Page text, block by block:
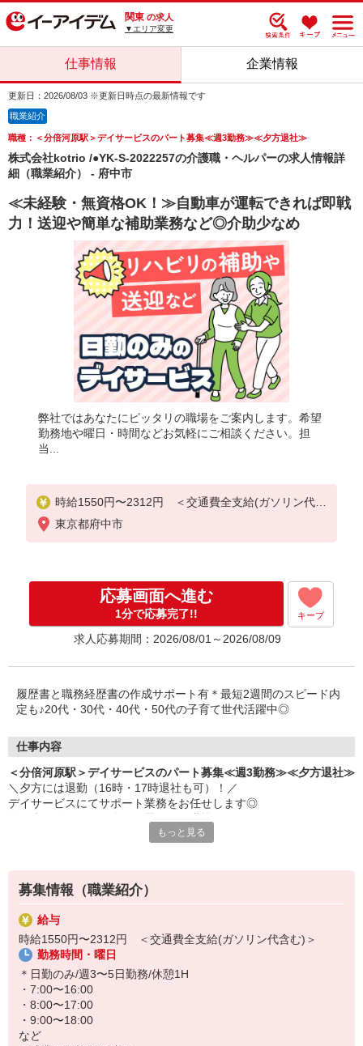
関東 の求人
▼エリア変更
仕事情報 企業情報
更新日：2026/08/03 ※更新日時点の最新情報です
職業紹介
職種：＜分倍河原駅＞デイサービスのパート募集≪週3勤務≫≪夕方退社≫
株式会社kotrio /●YK-S-2022257の介護職・ヘルパーの求人情報詳
細（職業紹介） - 府中市
≪未経験・無資格OK！≫自動車が運転できれば即戦
力！送迎や簡単な補助業務など◎介助少なめ
弊社ではあなたにピッタリの職場をご案内します。希望
勤務地や曜日・時間などお気軽にご相談ください。担
当...
時給1550円〜2312円 ＜交通費全支給(ガソリン代含
む)＞
東京都府中市
応募画面へ進む
1分で応募完了!! キープ
求人応募期間：2026/08/01～2026/08/09
履歴書と職務経歴書の作成サポート有＊最短2週間のスピード内
定も♪20代・30代・40代・50代の子育て世代活躍中◎
仕事内容
＜分倍河原駅＞デイサービスのパート募集≪週3勤務≫≪夕方退社≫
＼夕方には退勤（16時・17時退社も可）！／
デイサービスにてサポート業務をお任せします◎
・生活相談/お話相手
・食事の提供/介助
・ご自宅までの送迎（できる方のみ） など
働く時間は日勤帯のみ！勤務は週3日からOKなので、プライベート
との両立らくらくです♪
まずは気軽にご応募を♪
もっと見る
募集情報（職業紹介）
給与
時給1550円〜2312円 ＜交通費全支給(ガソリン代含む)＞
勤務時間・曜日
＊日勤のみ/週3〜5日勤務/休憩1H
・7:00〜16:00
・8:00〜17:00
・9:00〜18:00
など